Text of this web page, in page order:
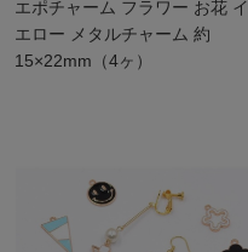
エポチャーム フラワー お花 イ
エロー メタルチャーム 約
15×22mm（4ヶ）